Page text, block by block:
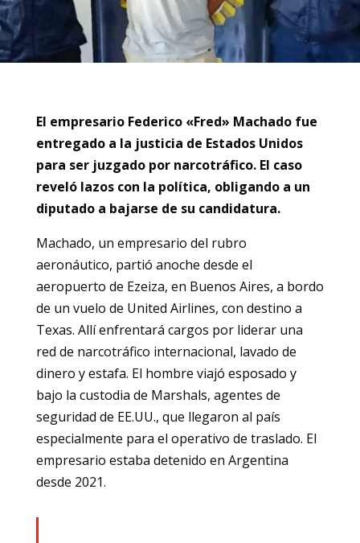
El empresario Federico «Fred» Machado fue
entregado a la justicia de Estados Unidos
para ser juzgado por narcotráfico. El caso
reveló lazos con la política, obligando a un
diputado a bajarse de su candidatura.
Machado, un empresario del rubro
aeronáutico, partió anoche desde el
aeropuerto de Ezeiza, en Buenos Aires, a bordo
de un vuelo de United Airlines, con destino a
Texas. Allí enfrentará cargos por liderar una
red de narcotráfico internacional, lavado de
dinero y estafa. El hombre viajó esposado y
bajo la custodia de Marshals, agentes de
seguridad de EE.UU., que llegaron al país
especialmente para el operativo de traslado. El
empresario estaba detenido en Argentina
desde 2021.